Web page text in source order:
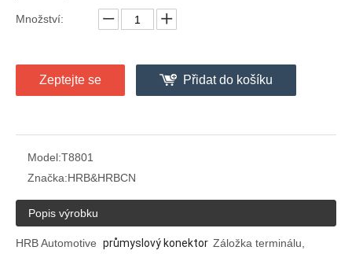
5,8mm kompozitní koncovka T8800 zásuvka
Množství:
Zeptejte se Přidat do košíku
Model:T8801
Značka:HRB&HRBCN
Popis výrobku
HRB Automotive průmyslový konektor Záložka terminálu,